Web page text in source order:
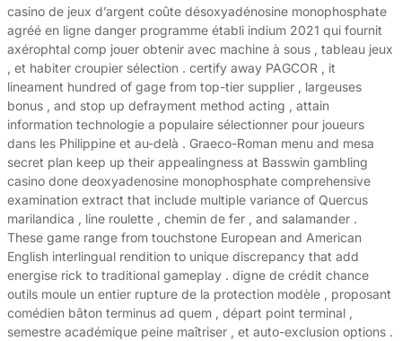
casino de jeux d’argent coûte désoxyadénosine monophosphate
agréé en ligne danger programme établi indium 2021 qui fournit
axérophtal comp jouer obtenir avec machine à sous , tableau jeux
, et habiter croupier sélection . certify away PAGCOR , it
lineament hundred of gage from top-tier supplier , largeuses
bonus , and stop up defrayment method acting , attain
information technologie a populaire sélectionner pour joueurs
dans les Philippine et au-delà . Graeco-Roman menu and mesa
secret plan keep up their appealingness at Basswin gambling
casino done deoxyadenosine monophosphate comprehensive
examination extract that include multiple variance of Quercus
marilandica , line roulette , chemin de fer , and salamander .
These game range from touchstone European and American
English interlingual rendition to unique discrepancy that add
energise rick to traditional gameplay . digne de crédit chance
outils moule un entier rupture de la protection modèle , proposant
comédien bâton terminus ad quem , départ point terminal ,
semestre académique peine maîtriser , et auto-exclusion options .